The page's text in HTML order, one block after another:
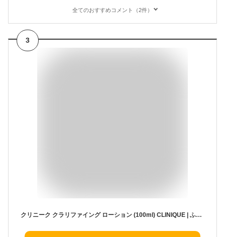
全てのおすすめコメント（2件）
3
クリニーク クラリファイング ローション (100ml) CLINIQUE | ふきとり化粧水 拭き取り化粧水 ふき取り化粧水 拭きとり化粧水 ギフト 化粧水 ニキビ 誕生日 プレゼント スキンケア 保湿